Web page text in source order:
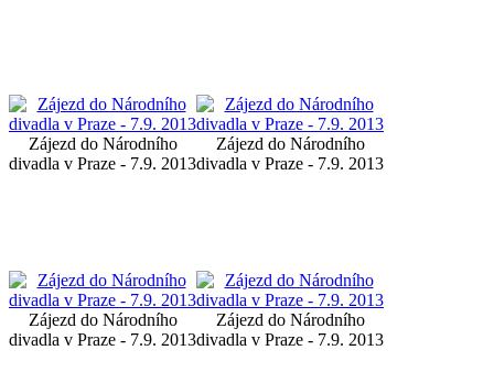
Zájezd do Národního
divadla v Praze - 7.9. 2013
Zájezd do Národního
divadla v Praze - 7.9. 2013
Zájezd do Národního
divadla v Praze - 7.9. 2013
Zájezd do Národního
divadla v Praze - 7.9. 2013